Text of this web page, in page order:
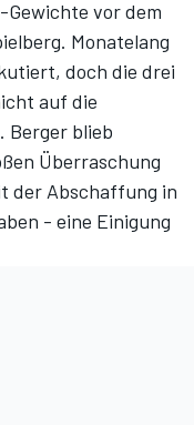
vor dem
Monatelang
doch die drei
auf die
Berger blieb
Überraschung
der Abschaffung in
- eine Einigung